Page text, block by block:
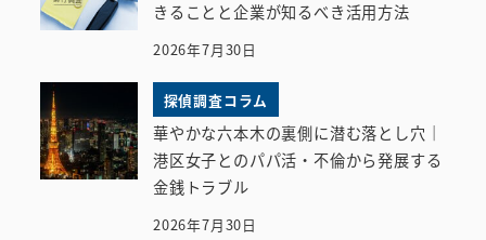
きることと企業が知るべき活用方法
2026年7月30日
探偵調査コラム
華やかな六本木の裏側に潜む落とし穴｜
港区女子とのパパ活・不倫から発展する
金銭トラブル
2026年7月30日